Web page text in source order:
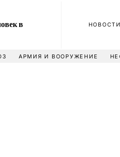
в
НОВОСТИ
АРМИЯ И ВООРУЖЕНИЕ